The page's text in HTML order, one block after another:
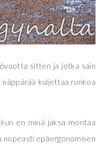
sitten ja jotka sain
kuljettaa runkoa
en minä jaksa montaa
nopeasti epäergonomisen